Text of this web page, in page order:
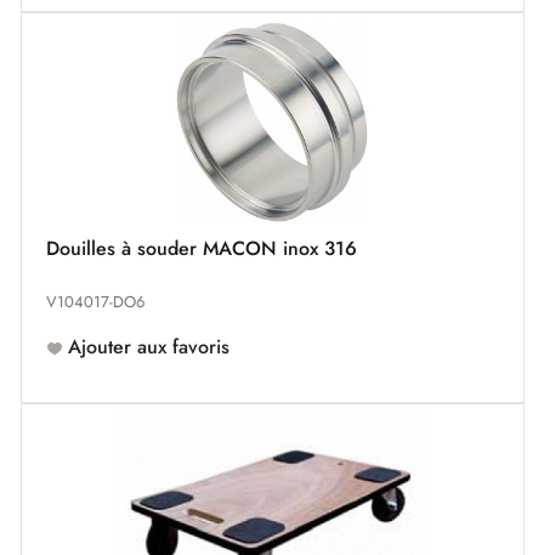
Douilles à souder MACON inox 316
V104017-DO6
Ajouter aux favoris